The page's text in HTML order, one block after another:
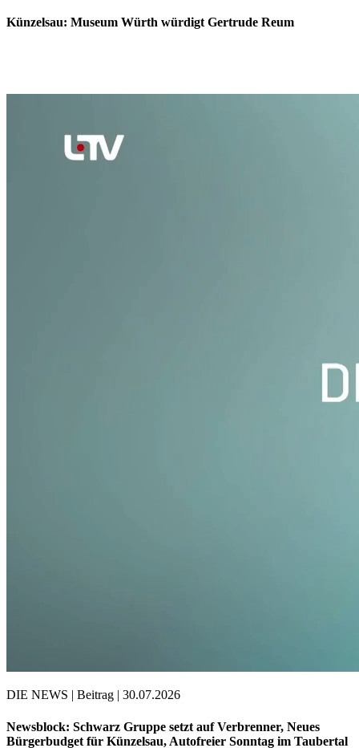
Künzelsau: Museum Würth würdigt Gertrude Reum
DIE NEWS | Beitrag | 30.07.2026
Newsblock: Schwarz Gruppe setzt auf Verbrenner, Neues
Bürgerbudget für Künzelsau, Autofreier Sonntag im Taubertal